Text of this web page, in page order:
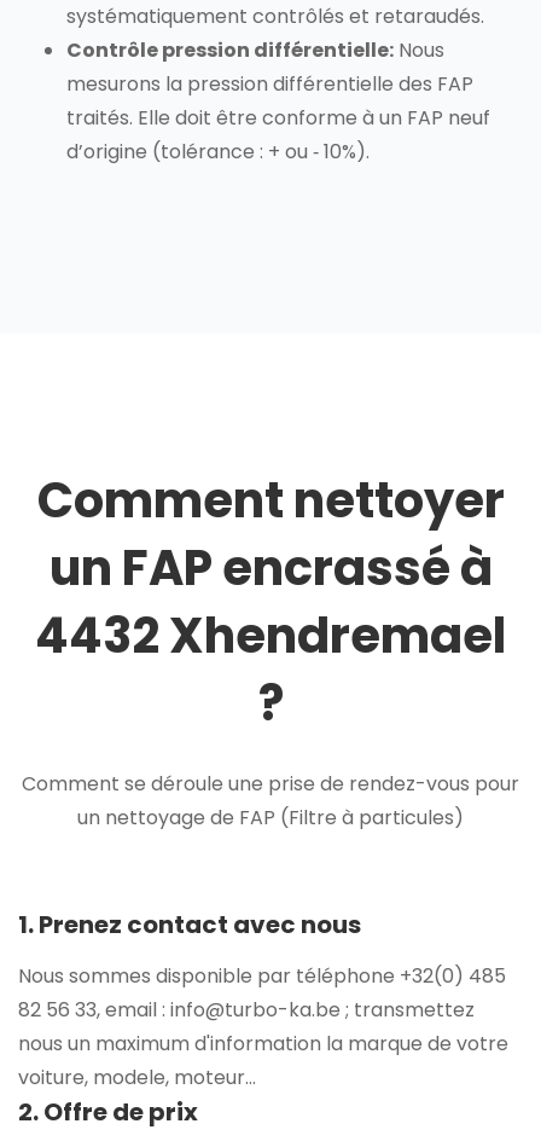
systématiquement contrôlés et retaraudés.
Contrôle pression différentielle: Nous
mesurons la pression différentielle des FAP
traités. Elle doit être conforme à un FAP neuf
d’origine (tolérance : + ou ‐ 10%).
Comment nettoyer
un FAP encrassé à
4432 Xhendremael
?
Comment se déroule une prise de rendez-vous pour
un nettoyage de FAP (Filtre à particules)
1. Prenez contact avec nous
Nous sommes disponible par téléphone +32(0) 485
82 56 33, email : info@turbo-ka.be ; transmettez
nous un maximum d'information la marque de votre
voiture, modele, moteur...
2. Offre de prix